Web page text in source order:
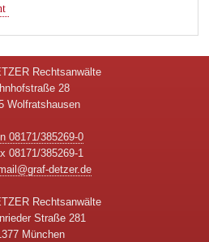
Rechtsanwälte
28
Wolfratshausen
08171/385269-0
08171/385269-1
detzer.de
Rechtsanwälte
Straße 281
München